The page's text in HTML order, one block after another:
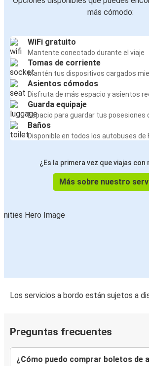
más cómodo:
WiFi gratuito
Mantente conectado durante el viaje
Tomas de corriente
Mantén tus dispositivos cargados
Asientos cómodos
Disfruta de más espacio y asientos
Guarda equipaje
Espacio para guardar tus posesiones
Baños
Disponible en todos los autobuses de
¿Es la primera vez que viajas
Más sobre nuestro
Los servicios a bordo están sujetos a
Preguntas frecuentes
¿Cómo puedo comprar boletos de